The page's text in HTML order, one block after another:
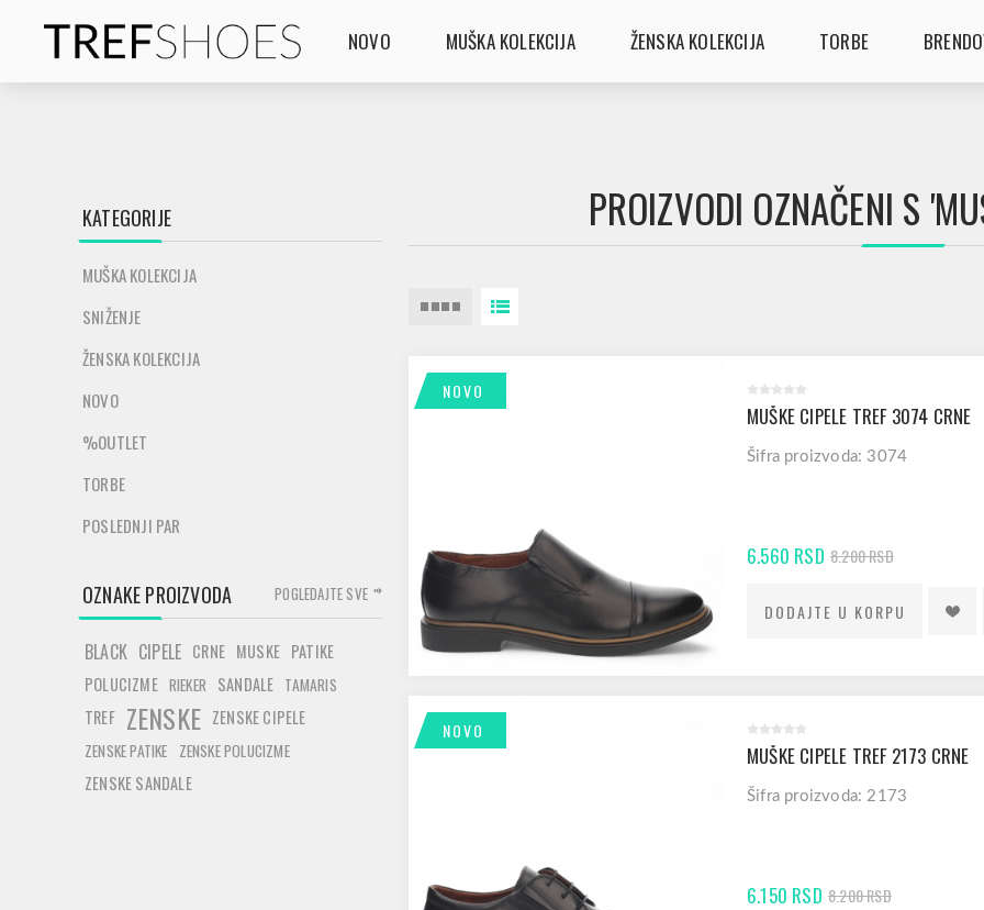
NOVO MUŠKA KOLEKCIJA ŽENSKA KOLEKCIJA TORBE
PROIZVODI OZNAČENI S
NOVO
MUŠKE CIPELE TREF 3074 CRNE
Šifra proizvoda: 3074
6.560 RSD 8.200 RSD
NOVO
MUŠKE CIPELE TREF 2173 CRNE
Šifra proizvoda: 2173
6.150 RSD 8.200 RSD
KATEGORIJE
MUŠKA KOLEKCIJA
SNIŽENJE
ŽENSKA KOLEKCIJA
NOVO
%OUTLET
TORBE
POSLEDNJI PAR
OZNAKE PROIZVODA
BLACK CIPELE CRNE MUSKE PATIKE
POLUCIZME RIEKER SANDALE TAMARIS
TREF ZENSKE ZENSKE CIPELE
ZENSKE PATIKE ZENSKE POLUCIZME
ZENSKE SANDALE
POGLEDAJTE SVE